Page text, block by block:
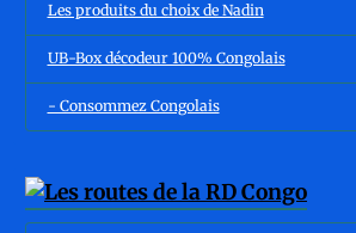
Les produits du choix de Nadin
UB-Box décodeur 100% Congolais
- Consommez Congolais